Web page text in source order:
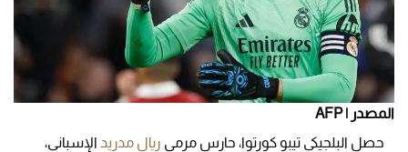
المصدر | AFP
حصل البلجيكي تيبو كورتوا، حارس مرمى ريال مدريد الإسباني،